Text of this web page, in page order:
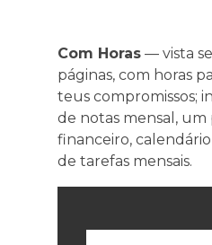
Com Horas — vista
páginas, com horas
teus compromissos;
de notas mensal,
financeiro,
de tarefas mensais.